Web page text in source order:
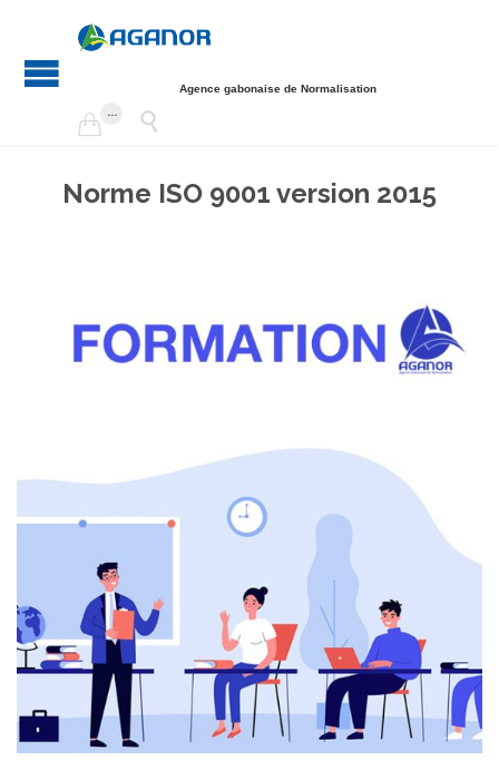
Agence gabonaise de Normalisation

... 
Norme ISO 9001 version 2015